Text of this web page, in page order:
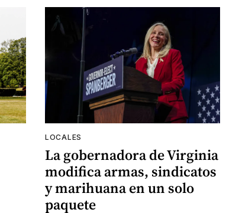
LOCALES
La gobernadora de Virginia
modifica armas, sindicatos
y marihuana en un solo
paquete